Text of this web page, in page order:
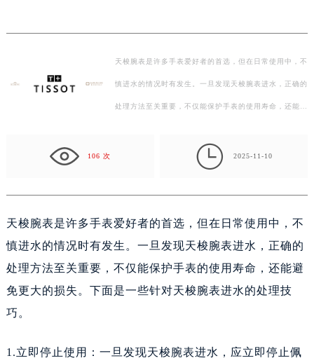
泰州市海陵区永定东路399号置地商务中心东塔（华润万象城）17层1706室（需提前预约）
宁波市江北区大闸南路500号来福士广场办公楼20层2009室（需提前预约）
杭州市上城区钱江路1366号华润大厦A座5层503-5室（需提前预约）
广州市天河区天河路230号万菱汇国际中心A塔7层704室（需提前预约）
广州市越秀区环市东路371-375号世界贸易中心大厦南塔15层1507室（需提前预约）
深圳市罗湖区深南东路5001号华润大厦17层1701室（需提前预约）
惠州市惠城区江北文昌一路7号华贸大厦（华贸天地）1座30层30-05室（需提前预约）
成都市锦江区人民东路6号SAC东原中心24层2406B室（需提前预约）
天梭腕表是许多手表爱好者的首选，但在日常使用中，不
慎进水的情况时有发生。一旦发现天梭腕表进水，正确的
处理方法至关重要，不仅能保护手表的使用寿命，还能避
106 次  2025-11-10
天梭腕表是许多手表爱好者的首选，但在日常使用中，不
慎进水的情况时有发生。一旦发现天梭腕表进水，正确的
处理方法至关重要，不仅能保护手表的使用寿命，还能避
免更大的损失。下面是一些针对天梭腕表进水的处理技
巧。
1.立即停止使用：一旦发现天梭腕表进水，应立即停止佩